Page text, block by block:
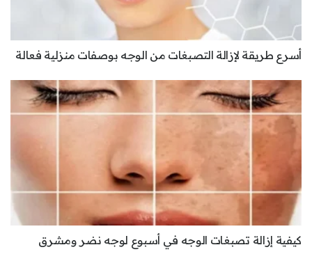
أسرع طريقة لإزالة التصبغات من الوجه بوصفات منزلية فعالة
كيفية إزالة تصبغات الوجه في أسبوع لوجه نضر ومشرق